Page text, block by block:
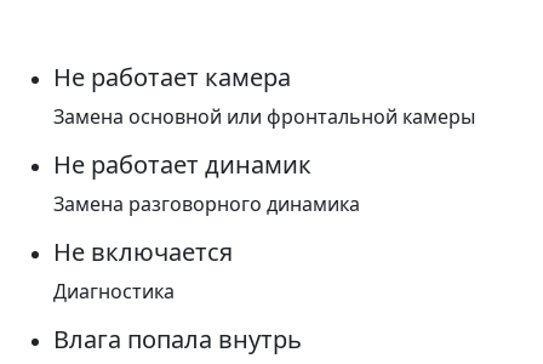
Не работает камера
Замена основной или фронтальной камеры
Не работает динамик
Замена разговорного динамика
Не включается
Диагностика
Влага попала внутрь